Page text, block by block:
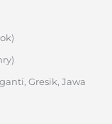
Gresik, Jawa